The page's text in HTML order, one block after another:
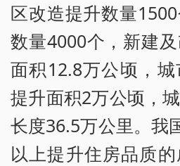
区改造提升数量
数量4000个，新建
面积12.8万公顷，
提升面积2万公顷，
长度36.5万公里。我
以上提升住房品质